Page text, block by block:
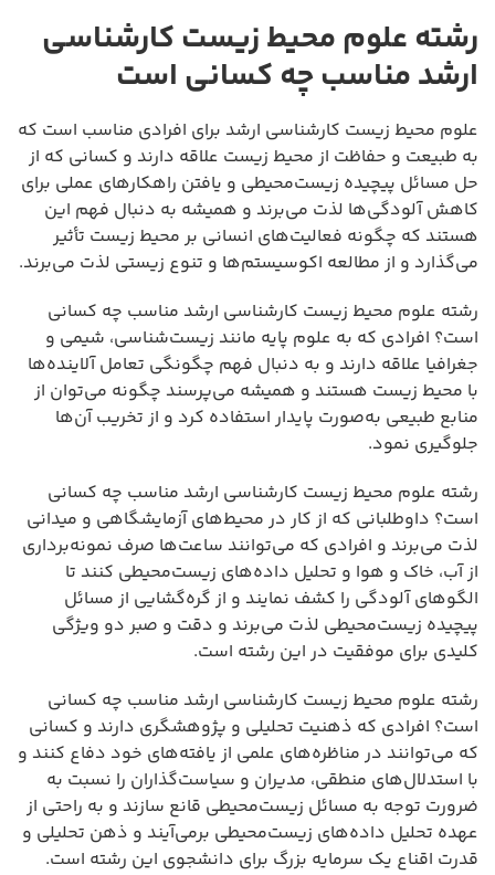
رشته علوم محیط زیست کارشناسی
ارشد مناسب چه کسانی است
علوم محیط زیست کارشناسی ارشد برای افرادی مناسب است که
به طبیعت و حفاظت از محیط زیست علاقه دارند و کسانی که از
حل مسائل پیچیده زیست‌محیطی و یافتن راهکارهای عملی برای
کاهش آلودگی‌ها لذت می‌برند و همیشه به دنبال فهم این
هستند که چگونه فعالیت‌های انسانی بر محیط زیست تأثیر
می‌گذارد و از مطالعه اکوسیستم‌ها و تنوع زیستی لذت می‌برند.
رشته علوم محیط زیست کارشناسی ارشد مناسب چه کسانی
است؟ افرادی که به علوم پایه مانند زیست‌شناسی، شیمی و
جغرافیا علاقه دارند و به دنبال فهم چگونگی تعامل آلاینده‌ها
با محیط زیست هستند و همیشه می‌پرسند چگونه می‌توان از
منابع طبیعی به‌صورت پایدار استفاده کرد و از تخریب آن‌ها
جلوگیری نمود.
رشته علوم محیط زیست کارشناسی ارشد مناسب چه کسانی
است؟ داوطلبانی که از کار در محیط‌های آزمایشگاهی و میدانی
لذت می‌برند و افرادی که می‌توانند ساعت‌ها صرف نمونه‌برداری
از آب، خاک و هوا و تحلیل داده‌های زیست‌محیطی کنند تا
الگوهای آلودگی را کشف نمایند و از گره‌گشایی از مسائل
پیچیده زیست‌محیطی لذت می‌برند و دقت و صبر دو ویژگی
کلیدی برای موفقیت در این رشته است.
رشته علوم محیط زیست کارشناسی ارشد مناسب چه کسانی
است؟ افرادی که ذهنیت تحلیلی و پژوهشگری دارند و کسانی
که می‌توانند در مناظره‌های علمی از یافته‌های خود دفاع کنند و
با استدلال‌های منطقی، مدیران و سیاست‌گذاران را نسبت به
ضرورت توجه به مسائل زیست‌محیطی قانع سازند و به راحتی از
عهده تحلیل داده‌های زیست‌محیطی برمی‌آیند و ذهن تحلیلی و
قدرت اقناع یک سرمایه بزرگ برای دانشجوی این رشته است.